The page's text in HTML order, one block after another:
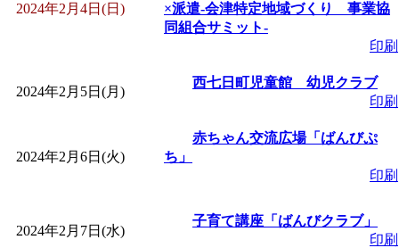
「まだまだ暑い！コ
レクリエーション
」 受付期
「皆鶴姫のこびる塾
～」 受付期間：～
2024年2月4日(日)
×派遣-会津特定地域づくり 事業協
同組合サミット-
印刷
2024年2月5日(月)
西七日町児童館 幼児クラブ
印刷
2024年2月6日(火)
赤ちゃん交流広場「ばんびぷ
ち」
印刷
2024年2月7日(水)
子育て講座「ばんびクラブ」
印刷